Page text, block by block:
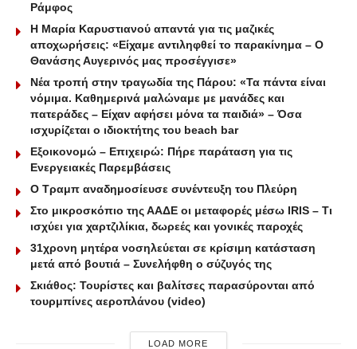
Ράμφος
Η Μαρία Καρυστιανού απαντά για τις μαζικές
αποχωρήσεις: «Είχαμε αντιληφθεί το παρακίνημα – Ο
Θανάσης Αυγερινός μας προσέγγισε»
Νέα τροπή στην τραγωδία της Πάρου: «Τα πάντα είναι
νόμιμα. Καθημερινά μαλώναμε με μανάδες και
πατεράδες – Είχαν αφήσει μόνα τα παιδιά» – Όσα
ισχυρίζεται ο ιδιοκτήτης του beach bar
Εξοικονομώ – Επιχειρώ: Πήρε παράταση για τις
Ενεργειακές Παρεμβάσεις
Ο Τραμπ αναδημοσίευσε συνέντευξη του Πλεύρη
Στο μικροσκόπιο της ΑΑΔΕ οι μεταφορές μέσω IRIS – Τι
ισχύει για χαρτζιλίκια, δωρεές και γονικές παροχές
31χρονη μητέρα νοσηλεύεται σε κρίσιμη κατάσταση
μετά από βουτιά – Συνελήφθη ο σύζυγός της
Σκιάθος: Τουρίστες και βαλίτσες παρασύρονται από
τουρμπίνες αεροπλάνου (video)
LOAD MORE